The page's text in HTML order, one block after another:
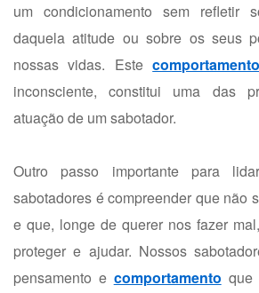
um condicionamento sem refletir
daquela atitude ou sobre os seus
nossas vidas. Estecomportamento
inconsciente, constitui uma das
atuação de um sabotador.
Outro passo importante para
sabotadores é compreender que não
e que, longe de querer nos fazer
proteger e ajudar. Nossos
pensamento e comportamento que